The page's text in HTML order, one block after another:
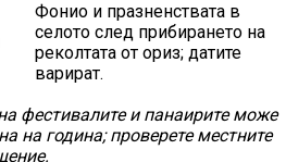
Фонио и празненствата в
селото след прибирането на
реколтата от ориз; датите
варират.
фестивалите и панаирите може
на година; проверете местните